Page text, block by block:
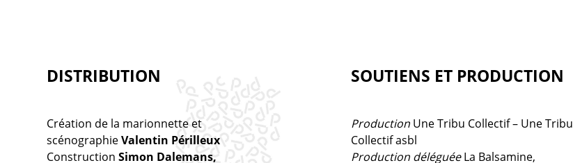
DISTRIBUTION
Création de la marionnette et
scénographieValentin Périlleux
ConstructionSimon Dalemans,
SOUTIENS ET PRODUCTION
Production Une Tribu Collectif – Une Tribu
Collectif asbl
Production déléguéeLa Balsamine,